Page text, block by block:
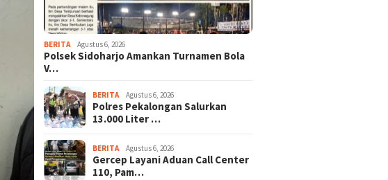
BERITA Agustus 6, 2026
Polsek Sidoharjo Amankan Turnamen Bola
V…
BERITA Agustus 6, 2026
Polres Pekalongan Salurkan
13.000 Liter …
BERITA Agustus 6, 2026
Gercep Layani Aduan Call Center
110, Pam…